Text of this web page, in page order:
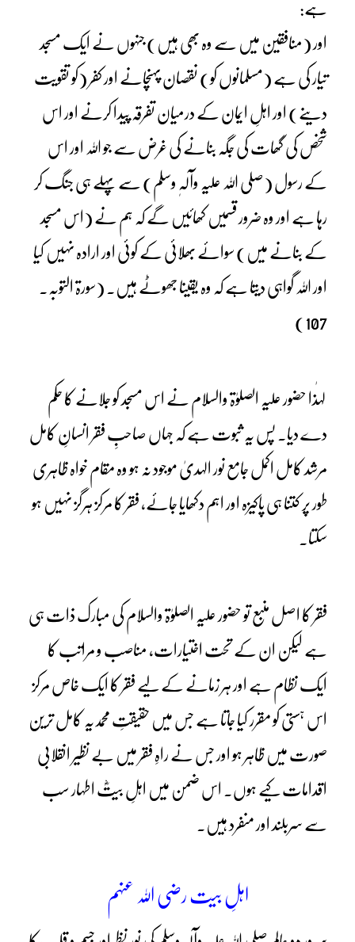
ہے:
اور (منافقین میں سے وہ بھی ہیں) جنہوں نے ایک مسجد
تیار کی ہے (مسلمانوں کو) نقصان پہنچانے اور کفر (کو تقویت
دینے) اور اہلِ ایمان کے درمیان تفرقہ پیدا کرنے اور اس
شخص کی گھات کی جگہ بنانے کی غرض سے جو اللہ اور اس
کے رسول (صلی اللہ علیہ وآلہٖ وسلم) سے پہلے ہی جنگ کر
رہا ہے اور وہ ضرور قسمیں کھائیں گے کہ ہم نے (اس مسجد
کے بنانے میں) سوائے بھلائی کے کوئی اور ارادہ نہیں کیا
اور اللہ گواہی دیتا ہے کہ وہ یقینا جھوٹے ہیں۔ (سورۃ التوبہ۔
107)
لہٰذا حضور علیہ الصلوٰۃ والسلام نے اس مسجد کو جلانے کا حکم
دے دیا۔ پس یہ ثبوت ہے کہ جہاں صاحبِ فقر انسانِ کامل
مرشد کامل اکمل جامع نور الہدیٰ موجود نہ ہو وہ مقام خواہ ظاہری
طور پر کتنا ہی پاکیزہ اور اہم دکھایا جائے، فقر کا مرکز ہرگز نہیں ہو
سکتا۔
فقر کا اصل منبع تو حضور علیہ الصلوٰۃ والسلام کی مبارک ذات ہی
ہے لیکن ان کے تحت اختیارات، مناصب و مراتب کا
ایک نظام ہے اور ہر زمانے کے لیے فقر کا ایک خاص مرکز
اس ہستی کو مقرر کیا جاتا ہے جس میں حقیقتِ محمدیہ کامل ترین
صورت میں ظاہر ہو اور جس نے راہِ فقر میں بے نظیر انقلابی
اقدامات کیے ہوں۔ اس ضمن میں اہلِ بیتؓ اطہار سب
سے سربلند اور منفرد ہیں۔
اہلِ بیت رضی اللہ عنہم